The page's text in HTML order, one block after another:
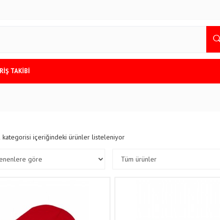
TAKİBİ
kategorisi içeriğindeki ürünler listeleniyor